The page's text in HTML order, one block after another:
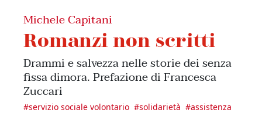
Michele Capitani
Romanzi non scritti
Drammi e salvezza nelle storie dei senza
fissa dimora. Prefazione di Francesca
Zuccari
#servizio sociale volontario #solidarietà #assistenza